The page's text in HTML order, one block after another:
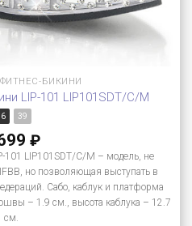
БИКИНИ
LIP-101 LIP101SDT/C/M
39
₽
101 LIP101SDT/C/M – модель, не
но позволяющая выступать в
Сабо, каблук и платформа
– 1.9 см., высота каблука – 12.7
см.